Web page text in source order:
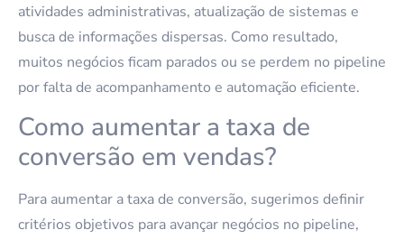
atividades administrativas, atualização de sistemas e
busca de informações dispersas. Como resultado,
muitos negócios ficam parados ou se perdem no pipeline
por falta de acompanhamento e automação eficiente.
Como aumentar a taxa de
conversão em vendas?
Para aumentar a taxa de conversão, sugerimos definir
critérios objetivos para avançar negócios no pipeline,